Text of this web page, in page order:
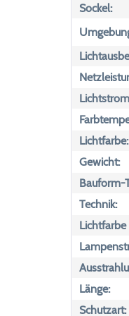
Sockel:
Lichtfarbe:
Gewicht:
Bauform-
Technik:
Lichtfarbe
Länge:
Schutzart: